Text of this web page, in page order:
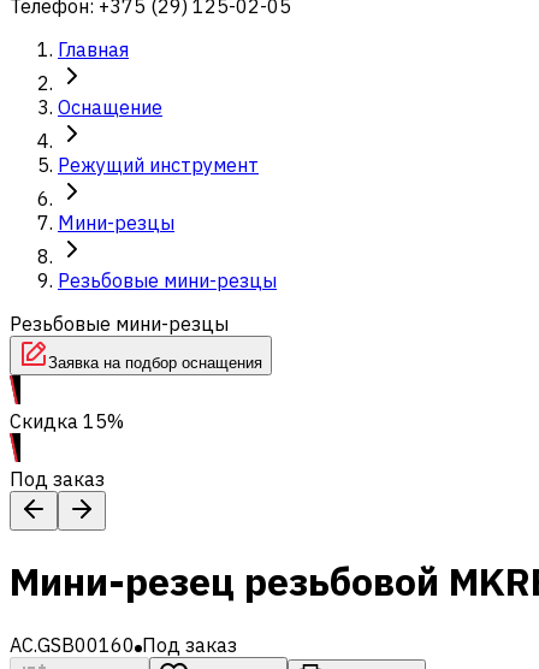
Телефон: +375 (29) 125-02-05
Главная
Оснащение
Режущий инструмент
Мини-резцы
Резьбовые мини-резцы
Резьбовые мини-резцы
Заявка на подбор оснащения
Скидка 15%
Под заказ
Мини-резец резьбовой
AC.GSB00160 Под заказ